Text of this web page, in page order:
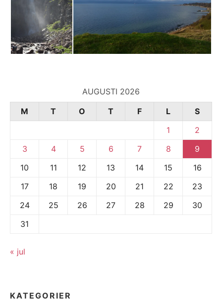
AUGUSTI 2026
M
T O T F L
S
1
2
3
4 5 6 7 8
9
10
11 12 13 14 15
16
17
18 19 20 21 22
23
24
25 26 27 28 29
30
31
« jul
KATEGORIER